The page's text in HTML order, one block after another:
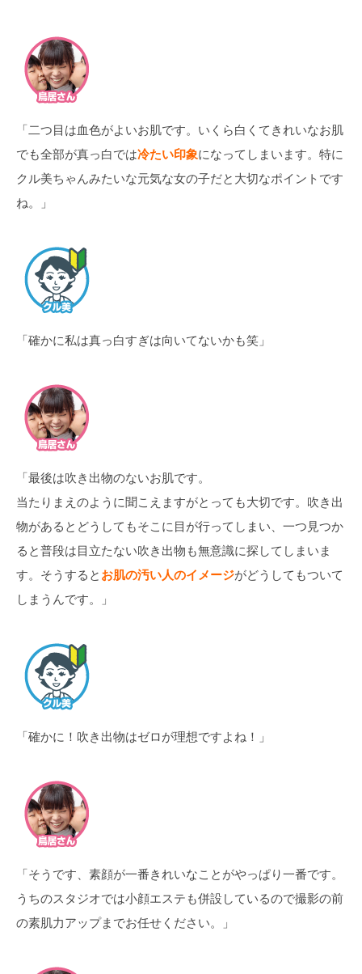
「二つ目は血色がよいお肌です。いくら白くてきれいなお肌
でも全部が真っ白では冷たい印象になってしまいます。特に
クル美ちゃんみたいな元気な女の子だと大切なポイントです
ね。」
「確かに私は真っ白すぎは向いてないかも笑」
「最後は吹き出物のないお肌です。
当たりまえのように聞こえますがとっても大切です。吹き出
物があるとどうしてもそこに目が行ってしまい、一つ見つか
ると普段は目立たない吹き出物も無意識に探してしまいま
す。そうすると お肌の汚い人のイメージがどうしてもついて
しまうんです。」
「確かに！吹き出物はゼロが理想ですよね！」
「そうです、素顔が一番きれいなことがやっぱり一番です。
うちのスタジオでは小顔エステも併設しているので撮影の前
の素肌力アップまでお任せください。」